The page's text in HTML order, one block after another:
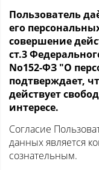
Пользователь
его
совершение
ст.3
No152-ФЗ "О
подтверждает,
действует
интересе.
Согласие
данных является
сознательным.